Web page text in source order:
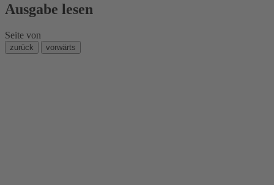
Ausgabe lesen
Seite von
zurück vorwärts